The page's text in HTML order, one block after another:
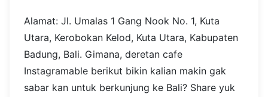
Alamat: Jl. Umalas 1 Gang Nook No. 1, Kuta
Utara, Kerobokan Kelod, Kuta Utara, Kabupaten
Badung, Bali. Gimana, deretan cafe
Instagramable berikut bikin kalian makin gak
sabar kan untuk berkunjung ke Bali? Share yuk